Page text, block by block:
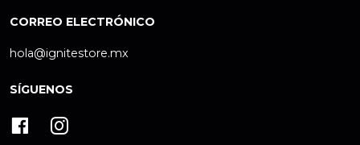
CORREO ELECTRÓNICO
hola@ignitestore.mx
SÍGUENOS